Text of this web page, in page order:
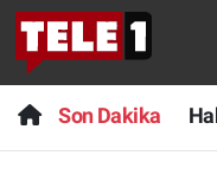
Son Dakika
Anında Manşet
Başka Sohbetler
Son Dakika
Haber
Nöbetçi
Hava Durumu